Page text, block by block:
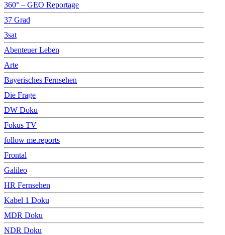
360° – GEO Reportage
37 Grad
3sat
Abenteuer Leben
Arte
Bayerisches Fernsehen
Die Frage
DW Doku
Fokus TV
follow me.reports
Frontal
Galileo
HR Fernsehen
Kabel 1 Doku
MDR Doku
NDR Doku